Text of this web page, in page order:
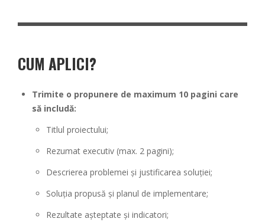
CUM APLICI?
Trimite o propunere de maximum 10 pagini care
să includă:
Titlul proiectului;
Rezumat executiv (max. 2 pagini);
Descrierea problemei și justificarea soluției;
Soluția propusă și planul de implementare;
Rezultate așteptate și indicatori;